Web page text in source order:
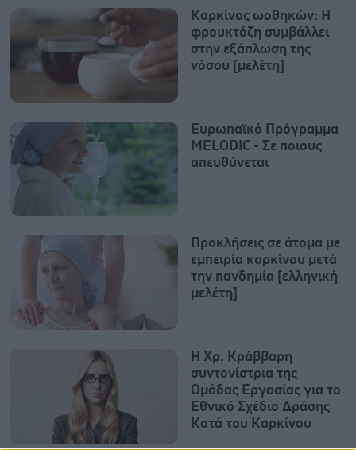
Καρκίνος ωοθηκών: Η
φρουκτόζη συμβάλλει
στην εξάπλωση της
νόσου [μελέτη]
Ευρωπαϊκό Πρόγραμμα
MELODIC - Σε ποιους
απευθύνεται
Προκλήσεις σε άτομα με
εμπειρία καρκίνου μετά
την πανδημία [ελληνική
μελέτη]
Η Χρ. Κράββαρη
συντονίστρια της
Ομάδας Εργασίας για το
Εθνικό Σχέδιο Δράσης
Κατά του Καρκίνου